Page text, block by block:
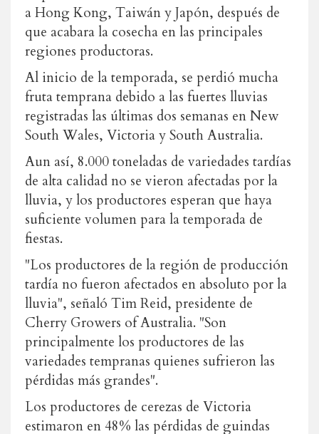
a Hong Kong, Taiwán y Japón, después de
que acabara la cosecha en las principales
regiones productoras.
Al inicio de la temporada, se perdió mucha
fruta temprana debido a las fuertes lluvias
registradas las últimas dos semanas en New
South Wales, Victoria y South Australia.
Aun así, 8.000 toneladas de variedades tardías
de alta calidad no se vieron afectadas por la
lluvia, y los productores esperan que haya
suficiente volumen para la temporada de
fiestas.
"Los productores de la región de producción
tardía no fueron afectados en absoluto por la
lluvia", señaló Tim Reid, presidente de
Cherry Growers of Australia. "Son
principalmente los productores de las
variedades tempranas quienes sufrieron las
pérdidas más grandes".
Los productores de cerezas de Victoria
estimaron en 48% las pérdidas de guindas